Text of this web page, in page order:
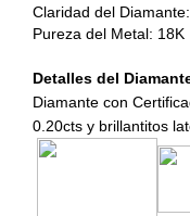
Claridad del
Pureza del Metal: 18K
Detalles del
Diamante con
0.20cts y brillantitos